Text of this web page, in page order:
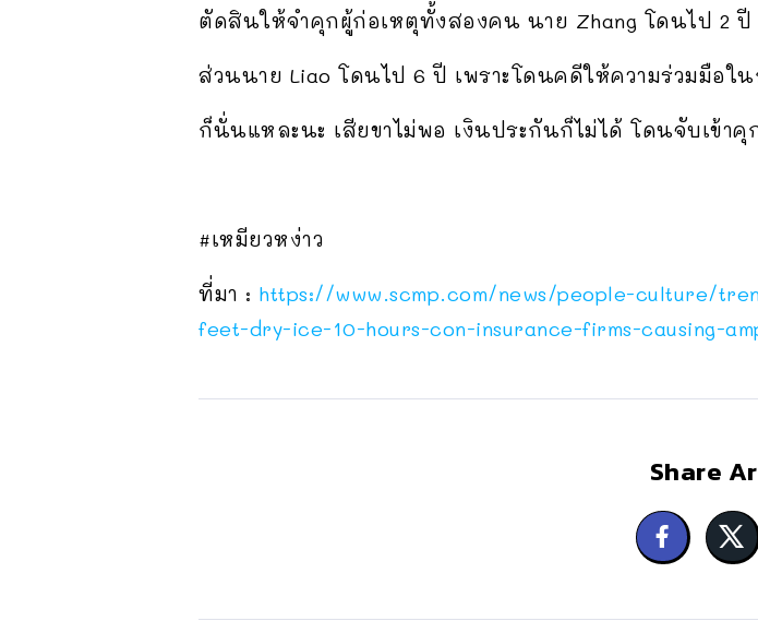
ตัดสินให้จำคุกผู้ก่อเหตุทั้งสองคน นาย Zhang โดนไป 2 ปี
ส่วนนาย Liao โดนไป 6 ปี เพราะโดนคดีให้ความร่วมมือ
ก็นั่นแหละนะ เสียขาไม่พอ เงินประกันก็ไม่ได้ โดนจับเข้า
#เหมียวหง่าว
ที่มา : https://www.scmp.com/news/people-culture/
feet-dry-ice-10-hours-con-insurance-firms-causing-
Share